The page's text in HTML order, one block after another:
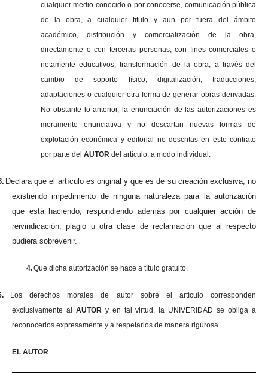
cualquier medio conocido o por conocerse, comunicación pública
de la obra, a cualquier titulo y aun por fuera del ámbito
académico, distribución y comercialización de la obra,
directamente o con terceras personas, con fines comerciales o
netamente educativos, transformación de la obra, a través del
cambio de soporte físico, digitalización, traducciones,
adaptaciones o cualquier otra forma de generar obras derivadas.
No obstante lo anterior, la enunciación de las autorizaciones es
meramente enunciativa y no descartan nuevas formas de
explotación económica y editorial no descritas en este contrato
por parte del AUTORdel artículo, a modo individual.
Declara que el artículo es original y que es de su creación exclusiva, no
existiendo impedimento de ninguna naturaleza para la autorización
que está haciendo, respondiendo además por cualquier acción de
reivindicación, plagio u otra clase de reclamación que al respecto
pudiera sobrevenir.
4.Que dicha autorización se hace a título gratuito.
Los derechos morales de autor sobre el artículo corresponden
exclusivamente al AUTOR y en tal virtud, la UNIVERIDAD se obliga a
reconocerlos expresamente y a respetarlos de manera rigurosa.
EL AUTOR